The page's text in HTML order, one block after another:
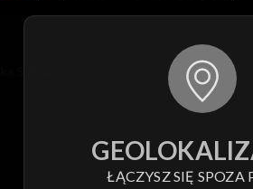
ŁĄCZYSZ SIĘ SPOZA